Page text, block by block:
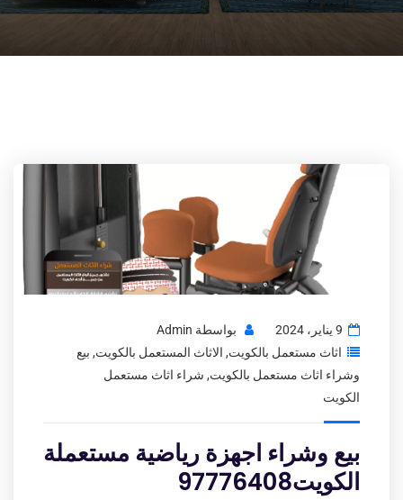
9 يناير، 2024 بواسطة Admin
اثاث مستعمل بالكويت, الاثاث المستعمل بالكويت, بيع
وشراء اثاث مستعمل بالكويت, شراء اثاث مستعمل
الكويت
بيع وشراء اجهزة رياضية مستعملة
الكويت97776408